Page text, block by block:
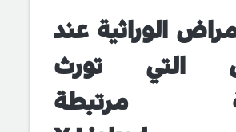
الوراثية عند
التي تورث
مرتبطة